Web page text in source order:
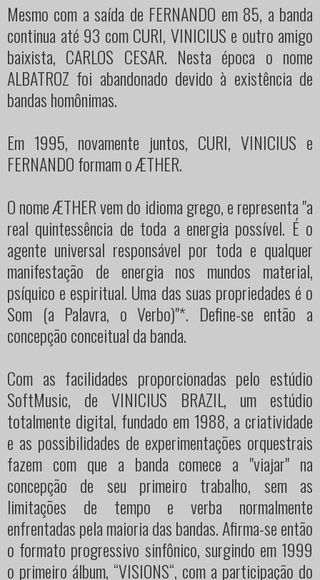
Mesmo com a saída de FERNANDO em 85, a banda
continua até 93 com CURI, VINICIUS e outro amigo
baixista, CARLOS CESAR. Nesta época o nome
ALBATROZ foi abandonado devido à existência de
bandas homônimas.
Em 1995, novamente juntos, CURI, VINICIUS e
FERNANDO formam o ÆTHER.
O nome ÆTHER vem do idioma grego, e representa "a
real quintessência de toda a energia possível. É o
agente universal responsável por toda e qualquer
manifestação de energia nos mundos material,
psíquico e espiritual. Uma das suas propriedades é o
Som (a Palavra, o Verbo)"*. Define-se então a
concepção conceitual da banda.
Com as facilidades proporcionadas pelo estúdio
SoftMusic, de VINICIUS BRAZIL, um estúdio
totalmente digital, fundado em 1988, a criatividade
e as possibilidades de experimentações orquestrais
fazem com que a banda comece a "viajar" na
concepção de seu primeiro trabalho, sem as
limitações de tempo e verba normalmente
enfrentadas pela maioria das bandas. Afirma-se então
o formato progressivo sinfônico, surgindo em 1999
o primeiro álbum, “VISIONS“, com a participação do